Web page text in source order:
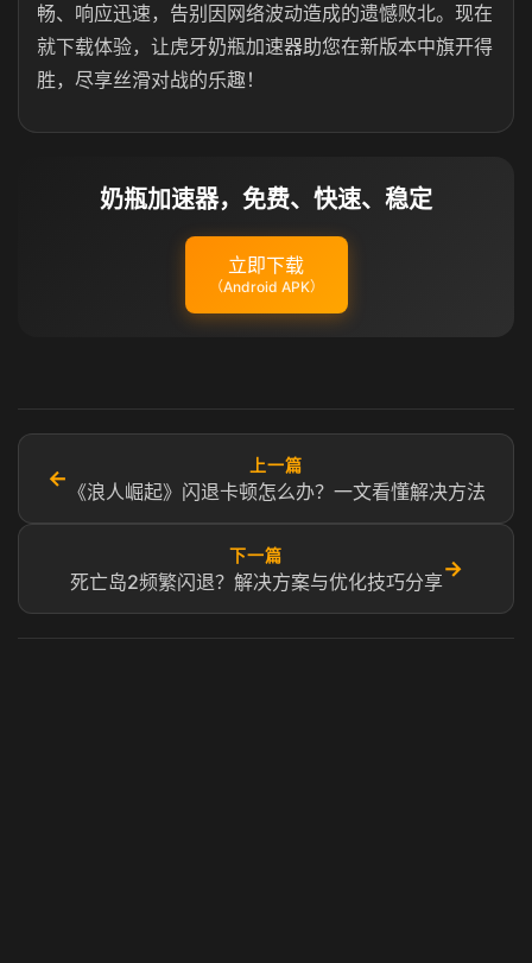
畅、响应迅速，告别因网络波动造成的遗憾败北。现在
就下载体验，让虎牙奶瓶加速器助您在新版本中旗开得
胜，尽享丝滑对战的乐趣！
奶瓶加速器，免费、快速、稳定
立即下载
（Android APK）
←
上一篇
《浪人崛起》闪退卡顿怎么办？一文看懂解决方法
下一篇
死亡岛2频繁闪退？解决方案与优化技巧分享
→